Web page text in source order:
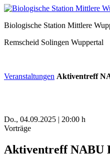
Biologische Station Mittlere
Remscheid Solingen Wuppertal
Veranstaltungen Aktiventreff
Do., 04.09.2025 | 20:00 h
Vorträge
Aktiventreff NABU